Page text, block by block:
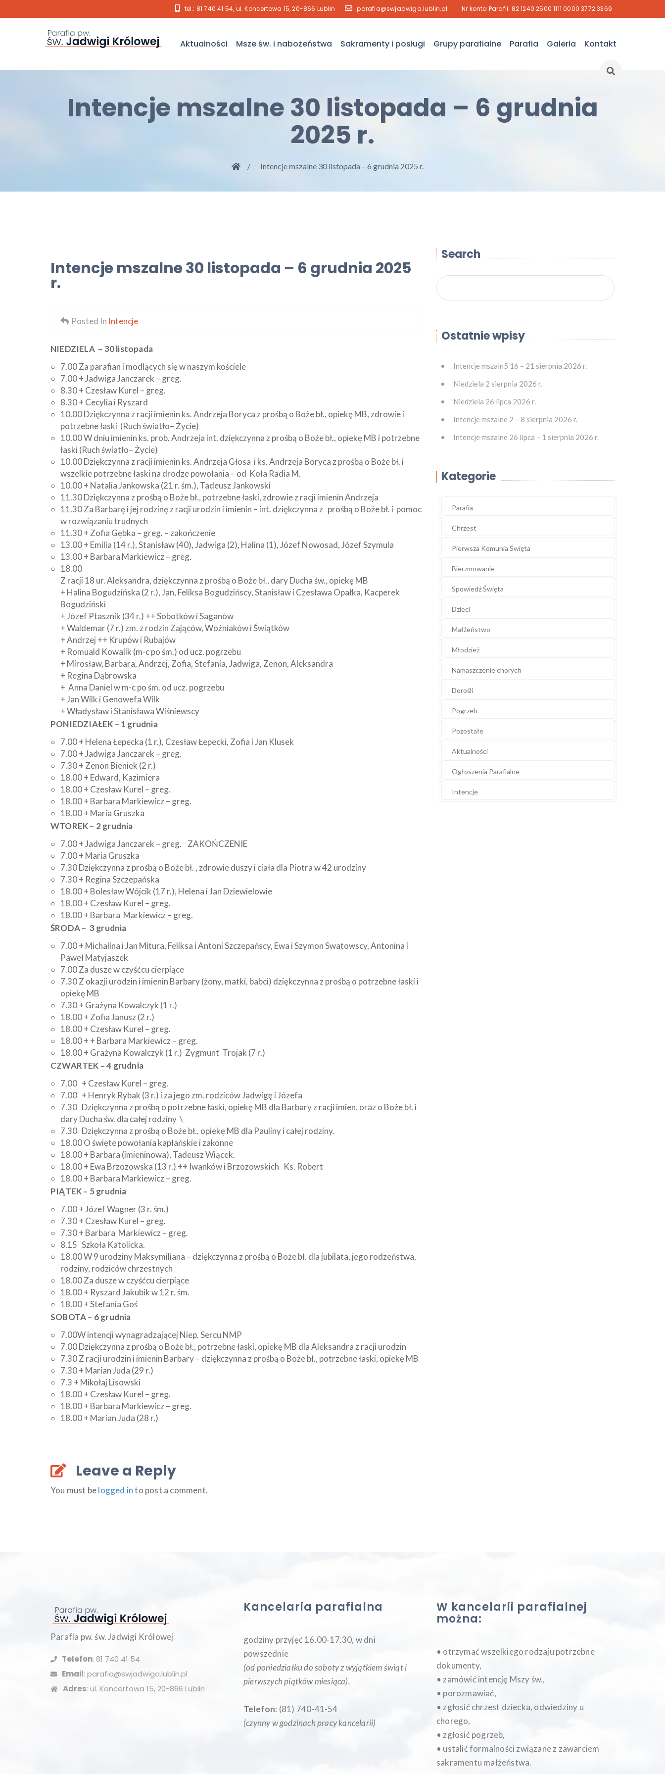
tel.: 81 740 41 54, ul. Koncertowa 15, 20-866 Lublin parafia@swjadwiga.lublin.pl Nr konta Parafii: 82 1240 2500 1111 0000 3772 3369
Aktualności Msze św. i nabożeństwa Sakramenty i posługi Grupy parafialne Parafia Galeria Kontakt
Intencje mszalne 30 listopada – 6 grudnia
2025 r.
Intencje mszalne 30 listopada – 6 grudnia 2025 r.
Intencje mszalne 30 listopada – 6 grudnia 2025
r.
Posted In Intencje
NIEDZIELA – 30 listopada
7.00 Za parafian i modlących się w naszym kościele
7.00 + Jadwiga Janczarek – greg.
8.30 + Czesław Kurel – greg.
8.30 + Cecylia i Ryszard
10.00 Dziękczynna z racji imienin ks. Andrzeja Boryca z prośbą o Boże bł., opiekę MB, zdrowie i
potrzebne łaski (Ruch światło– Życie)
10.00 W dniu imienin ks. prob. Andrzeja int. dziękczynna z prośbą o Boże bł., opiekę MB i potrzebne
łaski (Ruch światło– Życie)
10.00 Dziękczynna z racji imienin ks. Andrzeja Głosa i ks. Andrzeja Boryca z prośbą o Boże bł. i
wszelkie potrzebne łaski na drodze powołania – od Koła Radia M.
10.00 + Natalia Jankowska (21 r. śm.), Tadeusz Jankowski
11.30 Dziękczynna z prośbą o Boże bł., potrzebne łaski, zdrowie z racji imienin Andrzeja
11.30 Za Barbarę i jej rodzinę z racji urodzin i imienin – int. dziękczynna z prośbą o Boże bł. i pomoc
w rozwiązaniu trudnych
11.30 + Zofia Gębka – greg. – zakończenie
13.00 + Emilia (14 r.), Stanisław (40), Jadwiga (2), Halina (1), Józef Nowosad, Józef Szymula
13.00 + Barbara Markiewicz – greg.
18.00
Z racji 18 ur. Aleksandra, dziękczynna z prośbą o Boże bł., dary Ducha św., opiekę MB
+ Halina Bogudzińska (2 r.), Jan, Feliksa Bogudzińscy, Stanisław i Czesława Opałka, Kacperek
Bogudziński
+ Józef Ptasznik (34 r.) ++ Sobotków i Saganów
+ Waldemar (7 r.) zm. z rodzin Zająców, Woźniaków i Świątków
+ Andrzej ++ Krupów i Rubajów
+ Romuald Kowalik (m-c po śm.) od ucz. pogrzebu
+ Mirosław, Barbara, Andrzej, Zofia, Stefania, Jadwiga, Zenon, Aleksandra
+ Regina Dąbrowska
+ Anna Daniel w m-c po śm. od ucz. pogrzebu
+ Jan Wilk i Genowefa Wilk
+ Władysław i Stanisława Wiśniewscy
PONIEDZIAŁEK – 1 grudnia
7.00 + Helena Łepecka (1 r.), Czesław Łepecki, Zofia i Jan Klusek
7.00 + Jadwiga Janczarek – greg.
7.30 + Zenon Bieniek (2 r.)
18.00 + Edward, Kazimiera
18.00 + Czesław Kurel – greg.
18.00 + Barbara Markiewicz – greg.
18.00 + Maria Gruszka
WTOREK – 2 grudnia
7.00 + Jadwiga Janczarek – greg. ZAKOŃCZENIE
7.00 + Maria Gruszka
7.30 Dziękczynna z prośbą o Boże bł. , zdrowie duszy i ciała dla Piotra w 42 urodziny
7.30 + Regina Szczepańska
18.00 + Bolesław Wójcik (17 r.), Helena i Jan Dziewielowie
18.00 + Czesław Kurel – greg.
18.00 + Barbara Markiewicz – greg.
ŚRODA – 3 grudnia
7.00 + Michalina i Jan Mitura, Feliksa i Antoni Szczepańscy, Ewa i Szymon Swatowscy, Antonina i
Paweł Matyjaszek
7.00 Za dusze w czyśćcu cierpiące
7.30 Z okazji urodzin i imienin Barbary (żony, matki, babci) dziękczynna z prośbą o potrzebne łaski i
opiekę MB
7.30 + Grażyna Kowalczyk (1 r.)
18.00 + Zofia Janusz (2 r.)
18.00 + Czesław Kurel – greg.
18.00 + + Barbara Markiewicz – greg.
18.00 + Grażyna Kowalczyk (1 r.) Zygmunt Trojak (7 r.)
CZWARTEK – 4 grudnia
7.00 + Czesław Kurel – greg.
7.00 + Henryk Rybak (3 r.) i za jego zm. rodziców Jadwigę i Józefa
7.30 Dziękczynna z prośbą o potrzebne łaski, opiekę MB dla Barbary z racji imien. oraz o Boże bł. i
dary Ducha św. dla całej rodziny \
7.30 Dziękczynna z prośbą o Boże bł., opiekę MB dla Pauliny i całej rodziny.
18.00 O święte powołania kapłańskie i zakonne
18.00 + Barbara (imieninowa), Tadeusz Wiącek.
18.00 + Ewa Brzozowska (13 r.) ++ Iwanków i Brzozowskich Ks. Robert
18.00 + Barbara Markiewicz – greg.
PIĄTEK – 5 grudnia
7.00 + Józef Wagner (3 r. śm.)
7.30 + Czesław Kurel – greg.
7.30 + Barbara Markiewicz – greg.
8.15 Szkoła Katolicka.
18.00 W 9 urodziny Maksymiliana – dziękczynna z prośbą o Boże bł. dla jubilata, jego rodzeństwa,
rodziny, rodziców chrzestnych
18.00 Za dusze w czyśćcu cierpiące
18.00 + Ryszard Jakubik w 12 r. śm.
18.00 + Stefania Goś
SOBOTA – 6 grudnia
7.00W intencji wynagradzającej Niep. Sercu NMP
7.00 Dziękczynna z prośbą o Boże bł., potrzebne łaski, opiekę MB dla Aleksandra z racji urodzin
7.30 Z racji urodzin i imienin Barbary – dziękczynna z prośbą o Boże bł., potrzebne łaski, opiekę MB
7.30 + Marian Juda (29 r.)
7.3 + Mikołaj Lisowski
18.00 + Czesław Kurel – greg.
18.00 + Barbara Markiewicz – greg.
18.00 + Marian Juda (28 r.)
Leave a Reply
You must belogged into post a comment.
Search
Ostatnie wpisy
Intencje mszaln5 16 – 21 sierpnia 2026 r.
Niedziela 2 sierpnia 2026 r.
Niedziela 26 lipca 2026 r.
Intencje mszalne 2 – 8 sierpnia 2026 r.
Intencje mszalne 26 lipca – 1 sierpnia 2026 r.
Kategorie
Parafia
Chrzest
Pierwsza Komunia Święta
Bierzmowanie
Spowiedź Święta
Dzieci
Małżeństwo
Młodzież
Namaszczenie chorych
Dorośli
Pogrzeb
Pozostałe
Aktualności
Ogłoszenia Parafialne
Intencje
Parafia pw. św. Jadwigi Królowej
Telefon: 81 740 41 54
Email: parafia@swjadwiga.lublin.pl
Adres: ul. Koncertowa 15, 20-866 Lublin
Kancelaria parafialna
godziny przyjęć 16.00-17.30, w dni
powszednie
(od poniedziałku do soboty z wyjątkiem świąt i
pierwszych piątków miesiąca).
Telefon: (81) 740-41-54
(czynny w godzinach pracy kancelarii)
W kancelarii parafialnej
można:
• otrzymać wszelkiego rodzaju potrzebne
dokumenty,
• zamówić intencję Mszy św.,
• porozmawiać,
• zgłosić chrzest dziecka, odwiedziny u
chorego,
• zgłosić pogrzeb,
• ustalić formalności związane z zawarciem
sakramentu małżeństwa.